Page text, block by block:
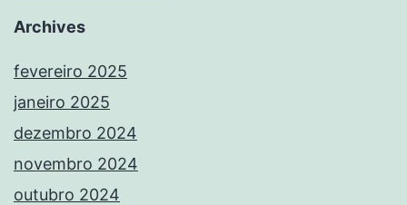
Archives
fevereiro 2025
janeiro 2025
dezembro 2024
novembro 2024
outubro 2024